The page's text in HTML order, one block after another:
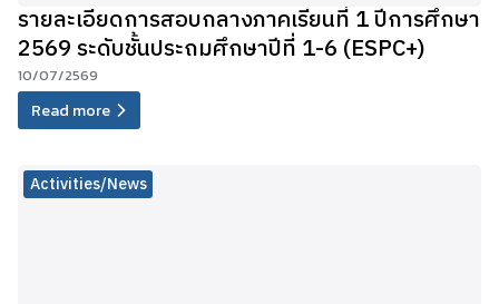
รายละเอียดการสอบกลางภาคเรียนที่ 1 ปีการศึกษา
2569 ระดับชั้นประถมศึกษาปีที่ 1-6 (ESPC+)
10/07/2569
Read more
Activities/News